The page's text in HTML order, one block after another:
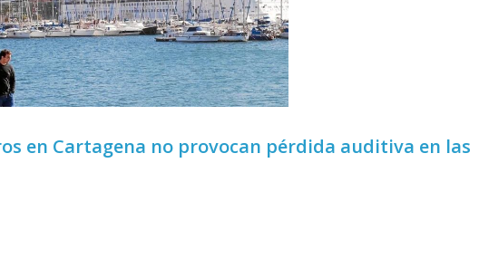
en Cartagena no provocan pérdida auditiva en las